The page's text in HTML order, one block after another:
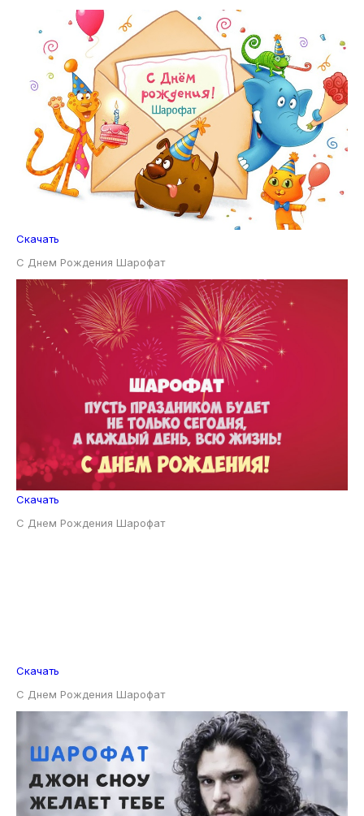
Скачать
С Днем Рождения Шарофат
Скачать
С Днем Рождения Шарофат